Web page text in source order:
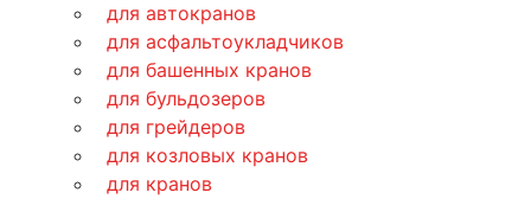
для автокранов
для асфальтоукладчиков
для башенных кранов
для бульдозеров
для грейдеров
для козловых кранов
для кранов